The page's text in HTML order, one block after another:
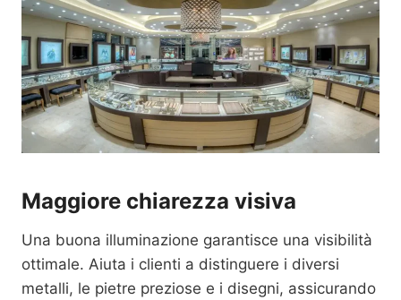
Maggiore chiarezza visiva
Una buona illuminazione garantisce una visibilità
ottimale. Aiuta i clienti a distinguere i diversi
metalli, le pietre preziose e i disegni, assicurando